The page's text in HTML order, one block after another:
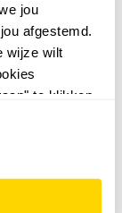
jou
afgestemd.
wijze wilt
te klikken.